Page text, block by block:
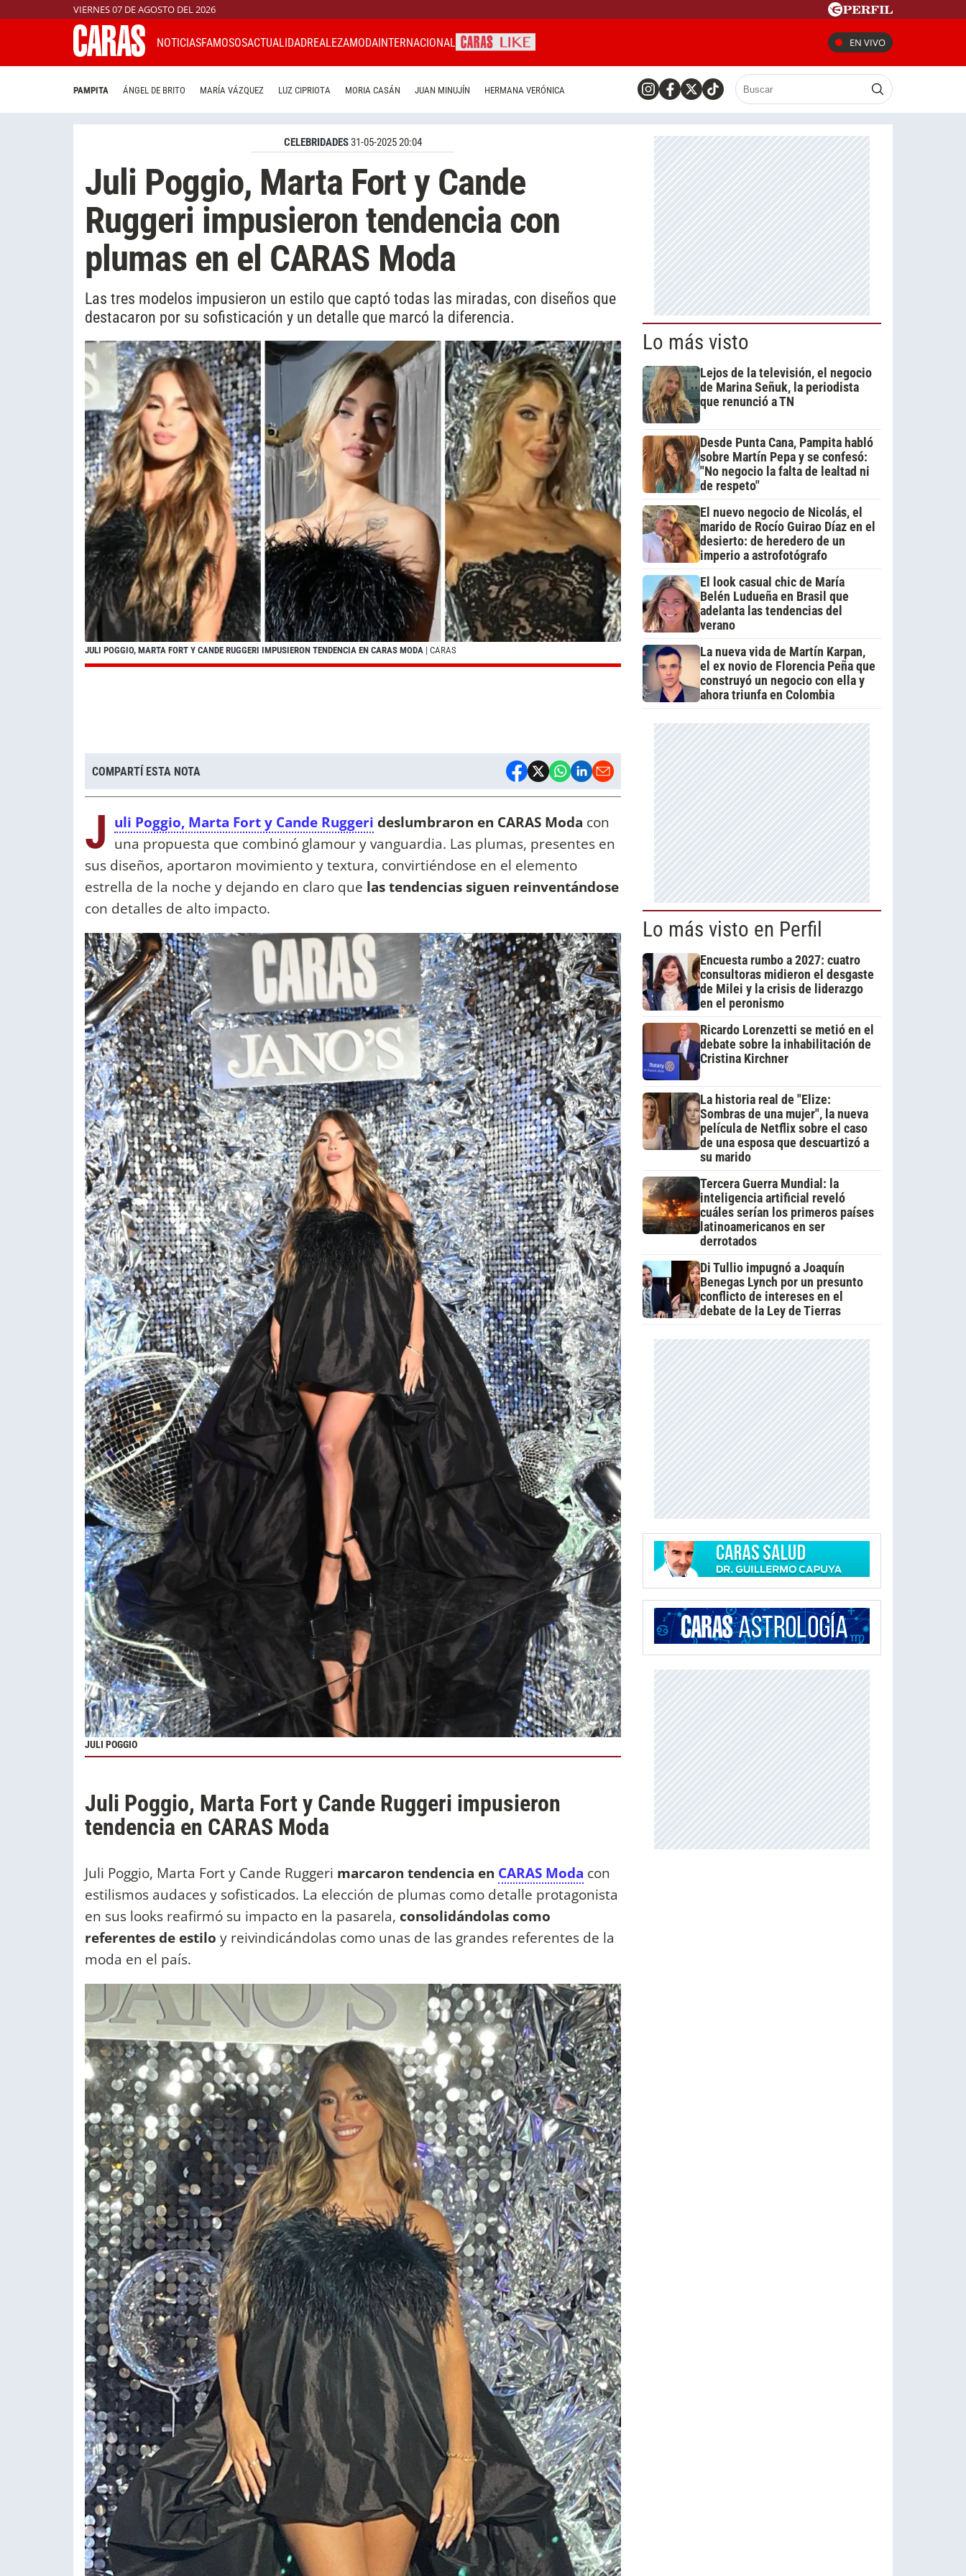
VIERNES 07 DE AGOSTO DEL 2026
NOTICIASFAMOSOSACTUALIDADREALEZAMODAINTERNACIONAL EN VIVO
PAMPITA ÁNGEL DE BRITO MARÍA VÁZQUEZ LUZ CIPRIOTA MORIA CASÁN JUAN MINUJÍN HERMANA VERÓNICA
CELEBRIDADES31-05-2025 20:04
Juli Poggio, Marta Fort y Cande
Ruggeri impusieron tendencia con
plumas en el CARAS Moda
Las tres modelos impusieron un estilo que captó todas las miradas, con diseños que
destacaron por su sofisticación y un detalle que marcó la diferencia.
JULI POGGIO, MARTA FORT Y CANDE RUGGERI IMPUSIERON TENDENCIA EN CARAS MODA | CARAS
COMPARTÍ ESTA NOTA
J uli Poggio, Marta Fort y Cande Ruggeri deslumbraron en CARAS Moda con
una propuesta que combinó glamour y vanguardia. Las plumas, presentes en
sus diseños, aportaron movimiento y textura, convirtiéndose en el elemento
estrella de la noche y dejando en claro que las tendencias siguen reinventándose
con detalles de alto impacto.
JULI POGGIO
Juli Poggio, Marta Fort y Cande Ruggeri impusieron
tendencia en CARAS Moda
Juli Poggio, Marta Fort y Cande Ruggeri marcaron tendencia en CARAS Moda con
estilismos audaces y sofisticados. La elección de plumas como detalle protagonista
en sus looks reafirmó su impacto en la pasarela, consolidándolas como
referentes de estilo y reivindicándolas como unas de las grandes referentes de la
moda en el país.
Lo más visto
Lejos de la televisión, el negocio
de Marina Señuk, la periodista
que renunció a TN
Desde Punta Cana, Pampita habló
sobre Martín Pepa y se confesó:
"No negocio la falta de lealtad ni
de respeto"
El nuevo negocio de Nicolás, el
marido de Rocío Guirao Díaz en el
desierto: de heredero de un
imperio a astrofotógrafo
El look casual chic de María
Belén Ludueña en Brasil que
adelanta las tendencias del
verano
La nueva vida de Martín Karpan,
el ex novio de Florencia Peña que
construyó un negocio con ella y
ahora triunfa en Colombia
Lo más visto en Perfil
Encuesta rumbo a 2027: cuatro
consultoras midieron el desgaste
de Milei y la crisis de liderazgo
en el peronismo
Ricardo Lorenzetti se metió en el
debate sobre la inhabilitación de
Cristina Kirchner
La historia real de "Elize:
Sombras de una mujer", la nueva
película de Netflix sobre el caso
de una esposa que descuartizó a
su marido
Tercera Guerra Mundial: la
inteligencia artificial reveló
cuáles serían los primeros países
latinoamericanos en ser
derrotados
Di Tullio impugnó a Joaquín
Benegas Lynch por un presunto
conflicto de intereses en el
debate de la Ley de Tierras